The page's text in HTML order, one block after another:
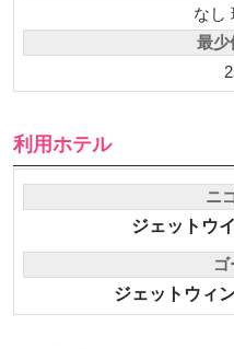
なし
最少
利用ホテル
ニ
ジェットウ
ジェットウィ